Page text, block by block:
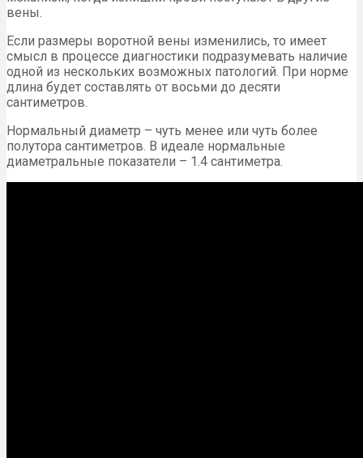
вены.
Если размеры воротной вены изменились, то имеет
смысл в процессе диагностики подразумевать наличие
одной из нескольких возможных патологий. При норме
длина будет составлять от восьми до десяти
сантиметров.
Нормальный диаметр – чуть менее или чуть более
полутора сантиметров. В идеале нормальные
диаметральные показатели – 1.4 сантиметра.